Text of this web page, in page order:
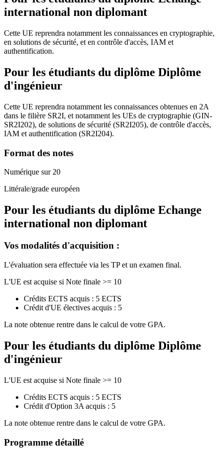
international non diplomant
Cette UE reprendra notamment les connaissances en cryptographie,
en solutions de sécurité, et en contrôle d'accès, IAM et
authentification.
Pour les étudiants du diplôme Diplôme
d'ingénieur
Cette UE reprendra notamment les connaissances obtenues en 2A
dans le filière SR2I, et notamment les UEs de cryptographie (GIN-
SR2I202), de solutions de sécurité (SR2I205), de contrôle d'accès,
IAM et authentification (SR2I204).
Format des notes
Numérique sur 20
Littérale/grade européen
Pour les étudiants du diplôme Echange
international non diplomant
Vos modalités d'acquisition :
L'évaluation sera effectuée via les TP et un examen final.
L'UE est acquise si Note finale >= 10
Crédits ECTS acquis : 5 ECTS
Crédit d'UE électives acquis : 5
La note obtenue rentre dans le calcul de votre GPA.
Pour les étudiants du diplôme Diplôme
d'ingénieur
L'UE est acquise si Note finale >= 10
Crédits ECTS acquis : 5 ECTS
Crédit d'Option 3A acquis : 5
La note obtenue rentre dans le calcul de votre GPA.
Programme détaillé